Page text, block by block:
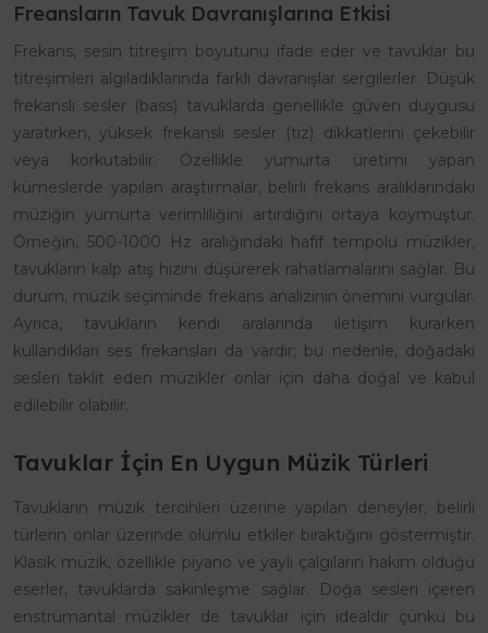
Freansların Tavuk Davranışlarına Etkisi
Frekans, sesin titreşim boyutunu ifade eder ve tavuklar bu
titreşimleri algıladıklarında farklı davranışlar sergilerler. Düşük
frekanslı sesler (bass) tavuklarda genellikle güven duygusu
yaratırken, yüksek frekanslı sesler (tiz) dikkatlerini çekebilir
veya korkutabilir. Özellikle yumurta üretimi yapan
kümeslerde yapılan araştırmalar, belirli frekans aralıklarındaki
müziğin yumurta verimliliğini artırdığını ortaya koymuştur.
Örneğin, 500-1000 Hz aralığındaki hafif tempolu müzikler,
tavukların kalp atış hızını düşürerek rahatlamalarını sağlar. Bu
durum, müzik seçiminde frekans analizinin önemini vurgular.
Ayrıca, tavukların kendi aralarında iletişim kurarken
kullandıkları ses frekansları da vardır; bu nedenle, doğadaki
sesleri taklit eden müzikler onlar için daha doğal ve kabul
edilebilir olabilir.
Tavuklar İçin En Uygun Müzik Türleri
Tavukların müzik tercihleri üzerine yapılan deneyler, belirli
türlerin onlar üzerinde olumlu etkiler bıraktığını göstermiştir.
Klasik müzik, özellikle piyano ve yaylı çalgıların hakim olduğu
eserler, tavuklarda sakinleşme sağlar. Doğa sesleri içeren
enstrümantal müzikler de tavuklar için idealdir çünkü bu